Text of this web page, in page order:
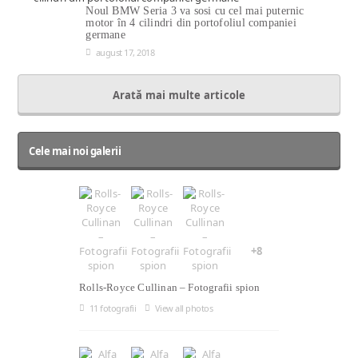
Noul BMW Seria 3 va sosi cu cel mai puternic
motor în 4 cilindri din portofoliul companiei
germane
august 17, 2018
Arată mai multe articole
Cele mai noi galerii
+8
Rolls-Royce Cullinan – Fotografii spion
11 fotografii
View all photos